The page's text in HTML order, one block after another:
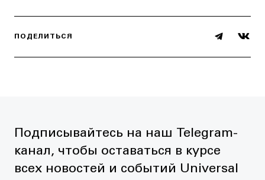
ПОДЕЛИТЬСЯ
Подписывайтесь на наш Telegram-
канал, чтобы оставаться в курсе
всех новостей и событий Universal